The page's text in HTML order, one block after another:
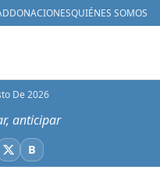
DONACIONESQUIÉNES SOMOS
De 2026
anticipar
X BBluesky